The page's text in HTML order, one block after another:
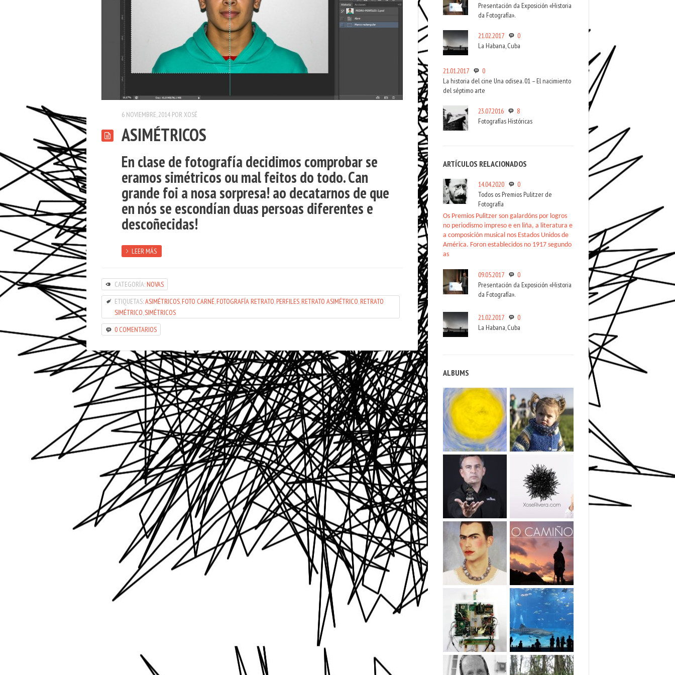
6 NOVIEMBRE, 2014 PORXOSÉ
ASIMÉTRICOS
En clase de fotografía decidimos comprobar se
eramos simétricos ou mal feitos do todo. Can
grande foi a nosa sorpresa! ao decatarnos de que
en nós se escondían duas persoas diferentes e
descoñecidas!
LEER MÁS
CATEGORÍA: NOVAS
ETIQUETAS:ASIMÉTRICOS,FOTO CARNÉ,FOTOGRAFÍA RETRATO,PERFILES,RETRATO ASIMÉTRICO,RETRATO
SIMÉTRICO,SIMÉTRICOS
0 COMENTARIOS
Presentación da Exposición «Historia
da Fotografía».
21.02.2017
0
La Habana, Cuba
21.01.2017
0
La historia del cine Una odisea. 01 – El nacimiento
del séptimo arte
23.07.2016
8
Fotografías Históricas
ARTÍCULOS RELACIONADOS
14.04.2020
0
Todos os Premios Pulitzer de
Fotografía
Os Premios Pulitzer son galardóns por logros
no periodismo impreso e en liña, a literatura e
a composición musical nos Estados Unidos de
América. Foron establecidos no 1917 segundo
as
09.05.2017
0
Presentación da Exposición «Historia
da Fotografía».
21.02.2017
0
La Habana, Cuba
ALBUMS